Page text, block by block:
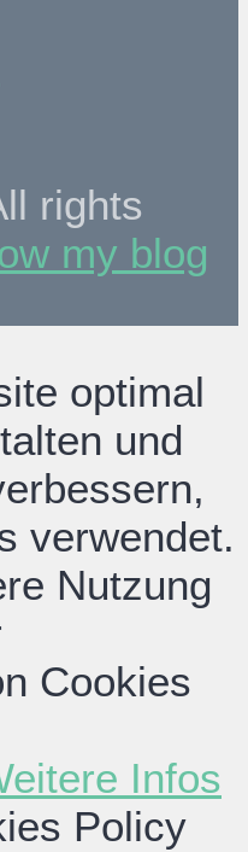
rights
my blog
optimal
und
verwendet.
Nutzung
Cookies
Infos
Policy